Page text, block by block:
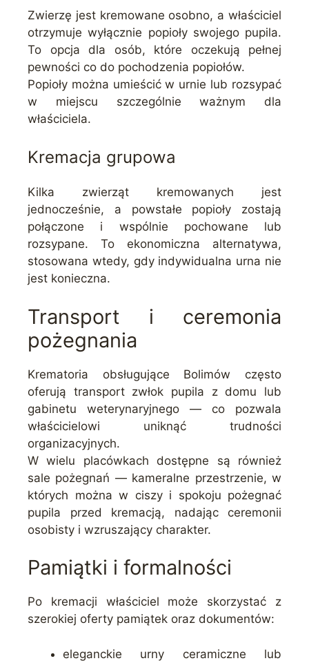
Zwierzę jest kremowane osobno, a właściciel
otrzymuje wyłącznie popioły swojego pupila.
To opcja dla osób, które oczekują pełnej
pewności co do pochodzenia popiołów.
Popioły można umieścić w urnie lub rozsypać
w miejscu szczególnie ważnym dla
właściciela.
Kremacja grupowa
Kilka zwierząt kremowanych jest
jednocześnie, a powstałe popioły zostają
połączone i wspólnie pochowane lub
rozsypane. To ekonomiczna alternatywa,
stosowana wtedy, gdy indywidualna urna nie
jest konieczna.
Transport i ceremonia
pożegnania
Krematoria obsługujące Bolimów często
oferują transport zwłok pupila z domu lub
gabinetu weterynaryjnego — co pozwala
właścicielowi uniknąć trudności
organizacyjnych.
W wielu placówkach dostępne są również
sale pożegnań — kameralne przestrzenie, w
których można w ciszy i spokoju pożegnać
pupila przed kremacją, nadając ceremonii
osobisty i wzruszający charakter.
Pamiątki i formalności
Po kremacji właściciel może skorzystać z
szerokiej oferty pamiątek oraz dokumentów:
eleganckie urny ceramiczne lub